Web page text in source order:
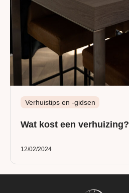
Verhuistips en -gidsen
Wat kost een verhuizing?
12/02/2024